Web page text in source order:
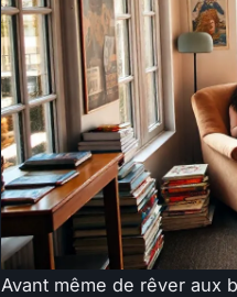
Avant même de rêver aux